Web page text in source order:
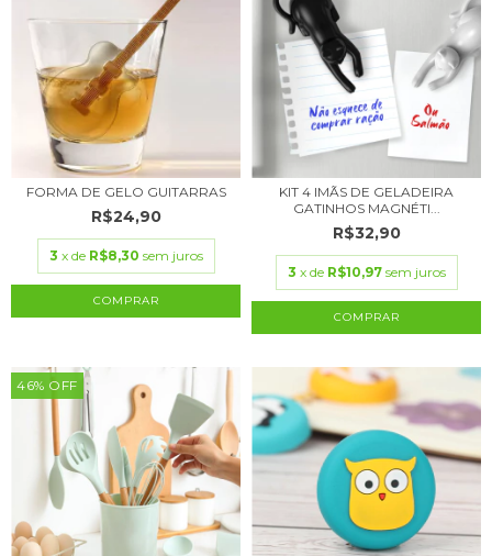
FORMA DE GELO GUITARRAS
R$24,90
3 x de R$8,30 sem juros
KIT 4 IMÃS DE GELADEIRA
GATINHOS MAGNÉTI...
R$32,90
3 x de R$10,97 sem juros
46% OFF